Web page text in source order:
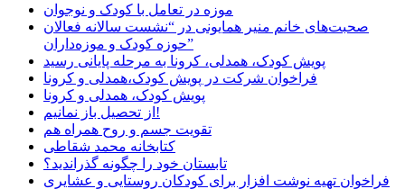
موزه در تعامل با کودک و نوجوان
صحبت‌های خانم منیر همایونی در “نشست سالانه فعالان
حوزه کودک و موزه‌داران”
پویش کودک، همدلی، کرونا به مرحله پایانی رسید
فراخوان شرکت در پویش کودک،همدلی و کرونا
پویش کودک، همدلی و کرونا
از تحصیل باز نمانیم!
تقویت جسم و روح همراه هم
کتابخانه محمد شقاطی
تابستان خود را چگونه گذراندید؟
فراخوان تهیه نوشت افزار برای کودکان روستایی و عشایری